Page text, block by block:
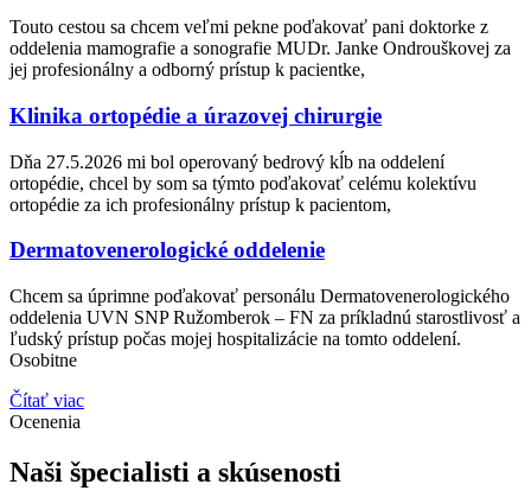
Touto cestou sa chcem veľmi pekne poďakovať pani doktorke z
oddelenia mamografie a sonografie MUDr. Janke Ondrouškovej za
jej profesionálny a odborný prístup k pacientke,
Klinika ortopédie a úrazovej chirurgie
Dňa 27.5.2026 mi bol operovaný bedrový kĺb na oddelení
ortopédie, chcel by som sa týmto poďakovať celému kolektívu
ortopédie za ich profesionálny prístup k pacientom,
Dermatovenerologické oddelenie
Chcem sa úprimne poďakovať personálu Dermatovenerologického
oddelenia UVN SNP Ružomberok – FN za príkladnú starostlivosť a
ľudský prístup počas mojej hospitalizácie na tomto oddelení.
Osobitne
Čítať viac
Ocenenia
Naši špecialisti a skúsenosti